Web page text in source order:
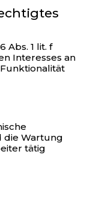
Abs. 1 lit. f
Interesses an
die Wartung
tätig